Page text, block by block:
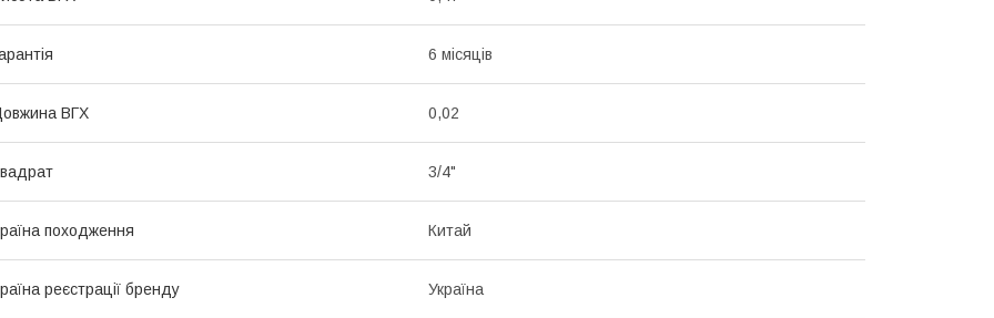
6 місяців
ВГХ 0,02
3/4"
походження Китай
реєстрації бренду Україна